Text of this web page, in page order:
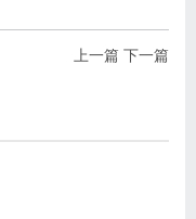
上一篇 下一篇